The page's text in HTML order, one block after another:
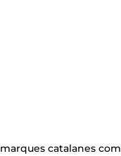
catalanes com